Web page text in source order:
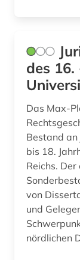
polen (1)
politik (1)
des
Das Max-
Bestand
bis 18.
Reichs.
von
und
nördlichen